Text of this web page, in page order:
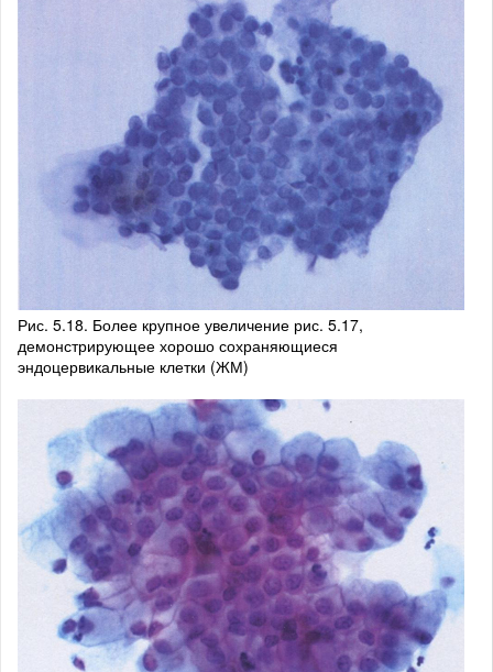
Рис. 5.18. Более крупное увеличение рис. 5.17,
демонстрирующее хорошо сохраняющиеся
эндоцервикальные клетки (ЖМ)